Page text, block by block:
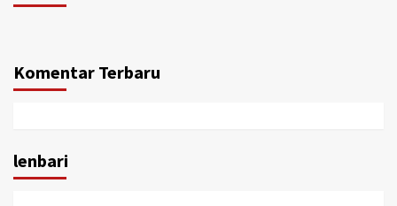
Komentar Terbaru
lenbari